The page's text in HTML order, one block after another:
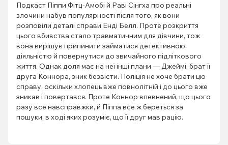
Подкаст Піппи Фітц-Амобі й Раві Сінгха про реальні
злочини набув популярності після того, як вони
розповіли деталі справи Енді Белл. Проте розкриття
цього вбивства стало травматичним для дівчини, тож
вона вирішує припинити займатися детективною
діяльністю й повернутися до звичайного підліткового
життя. Однак доля має на неї інші плани — Джеймі, брат її
друга Коннора, зник безвісти. Поліція не хоче брати цю
справу, оскільки хлопець вже повнолітній і до цього вже
зникав і повертався. Проте Коннор впевнений, що цього
разу все навсправжки, й Піппа все ж береться за
пошуки, в ході яких розуміє, що її друг мав рацію.